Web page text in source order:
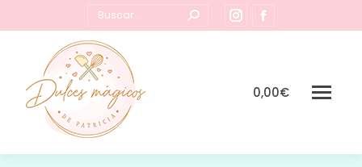
Buscar:
Instagram
page
new
page
in
0,00€